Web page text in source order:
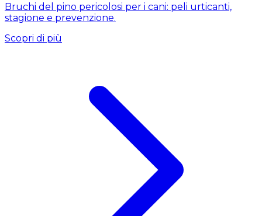
Bruchi del pino pericolosi per i cani: peli urticanti,
stagione e prevenzione.
Scopri di più